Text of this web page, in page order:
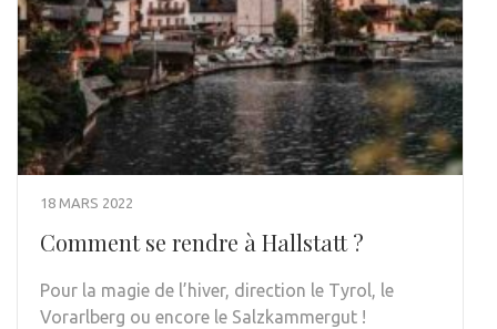
18 MARS 2022
Comment se rendre à Hallstatt ?
Pour la magie de l’hiver, direction le Tyrol, le
Vorarlberg ou encore le Salzkammergut !